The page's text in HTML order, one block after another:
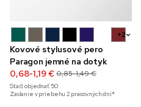
+2
Kovové stylusové pero
Paragon jemné na dotyk
0,68-1,19 € 0,85-1,49 €
Stačí objednať 50
Zaslanie v priebehu 2 pracovných dní*